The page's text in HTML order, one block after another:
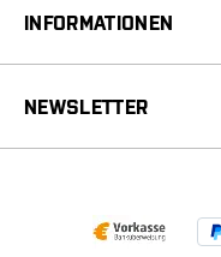
INFORMATIONEN
NEWSLETTER